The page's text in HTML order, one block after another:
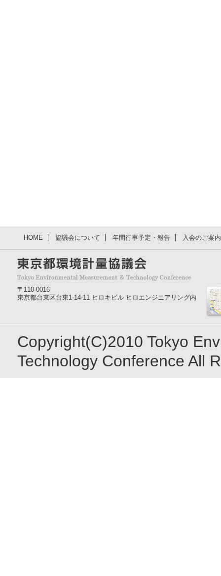
HOME 協議会について 年間行事予定・報告 入会のご案
〒110-0016
東京都台東区台東1-14-11 ヒロキビル ヒロエンジニアリング内
Copyright(C)2010 Tokyo
Technology Conference All